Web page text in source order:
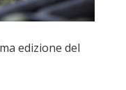
edizione del